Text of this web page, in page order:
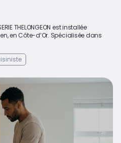
THELONGEON est installée
en Côte-d’Or. Spécialisée dans